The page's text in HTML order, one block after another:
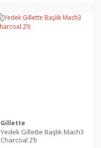
Gillette
Yedek Gillette Başlık Mach3
Charcoal 2’li